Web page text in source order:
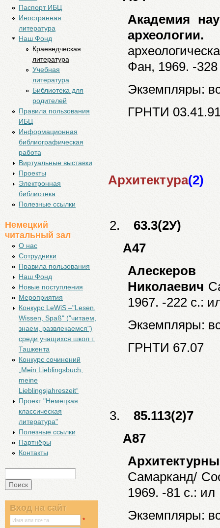
Академия
археологии.
Фан, 1969. -
Экземпляры:
ГРНТИ
Архитектура(2)
2. 63.3(2У)
А47
Николаевич
1967. -222 с.:
Экземпляры:
ГРНТИ 67.07
3.85.113(2)7
А87
Самарканд/
1969. -81 с.: ил
Экземпляры:
Паспорт ИБЦ
Иностранная
литература
Наш Фонд
Краеведческая
литература
Учебная
литература
Библиотека для
родителей
Правила пользования
ИБЦ
Информационная
библиографическая
работа
Виртуальные выставки
Проекты
Электронная
библиотека
Полезные ссылки
Немецкий
читальный зал
О нас
Cотрудники
Правила пользования
Наш Фонд
Новые поступления
Мероприятия
Конкурс LeWiS –"Lesen,
Wissen, Spaß" ("читаем,
знаем, развлекаемся")
среди учащихся школ г.
Ташкента
Конкурс сочинений
„Mein Lieblingsbuch,
meine
Lieblingsjahreszeit“
Проект "Немецкая
классическая
литература"
Полезные ссылки
Партнёры
Контакты
Форма поиска
Вход на сайт
Имя или почта *